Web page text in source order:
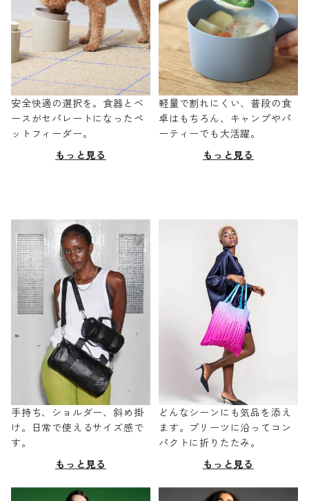
安全快適の選択を。食器とベ
ースがセパレートになったペ
ットフィーダー。
もっと見る
軽量で割れにくい、普段の食
卓はもちろん、キャンプやパ
ーティーでも大活躍。
もっと見る
手持ち、ショルダー、斜め掛
け。日常で使えるサイズ感で
す。
もっと見る
どんなシーンにも気品を添え
ます。プリーツに沿ってコン
パクトに折りたたみ。
もっと見る